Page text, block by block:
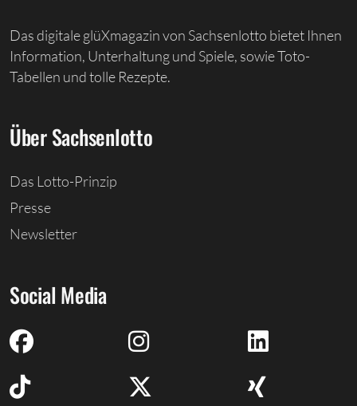
Das digitale glüXmagazin von Sachsenlotto bietet Ihnen
Information, Unterhaltung und Spiele, sowie Toto-
Tabellen und tolle Rezepte.
Über Sachsenlotto
Das Lotto-Prinzip
Presse
Newsletter
Social Media